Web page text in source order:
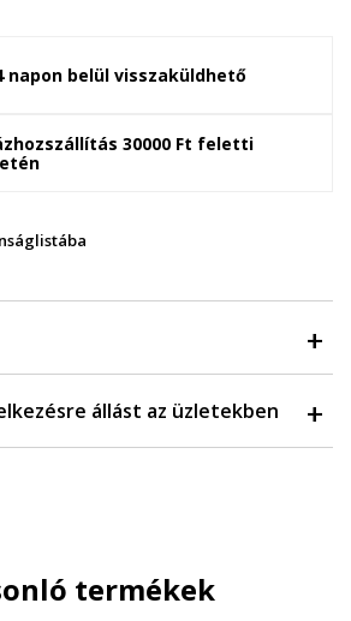
napon belül visszaküldhető
30000 Ft feletti
állást az üzletekben
termékek